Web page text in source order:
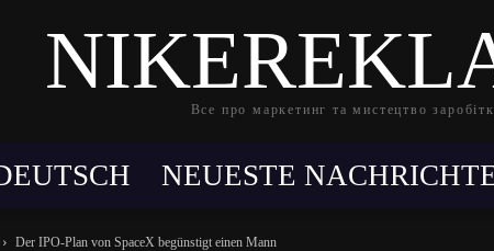
Все про маркетинг та мистецтво
NEUESTE
Der IPO-Plan von SpaceX begünstigt einen Mann